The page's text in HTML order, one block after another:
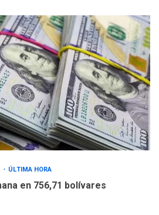
ÚLTIMA HORA
en 756,71 bolívares